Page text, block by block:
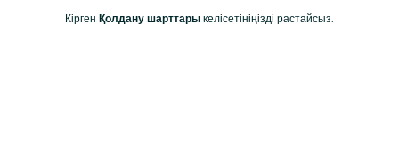
Кірген Қолдану шарттары келісетініңізді растайсыз.